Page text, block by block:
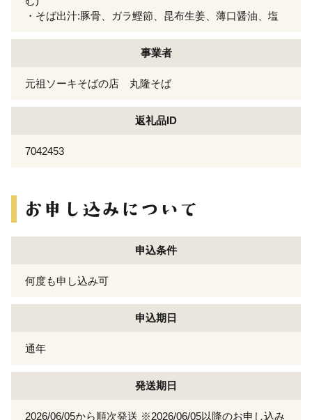
・そば出汁:豚骨、ガラ鰹節、昆布生姜、薄口醤油、塩
事業者
元祖ソーキそばの店 丸隆そば
返礼品ID
7042453
申込条件
何度も申し込み可
申込期日
通年
発送期日
2026/06/05から順次発送 ※2026/06/05以降のお申し込み